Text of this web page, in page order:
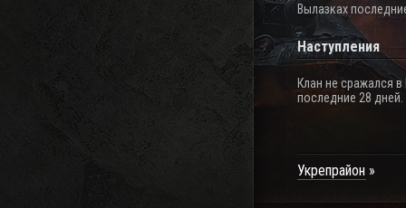
Вылазках
Наступления
Клан не сражался в
последние 28 дней.
Укрепрайон